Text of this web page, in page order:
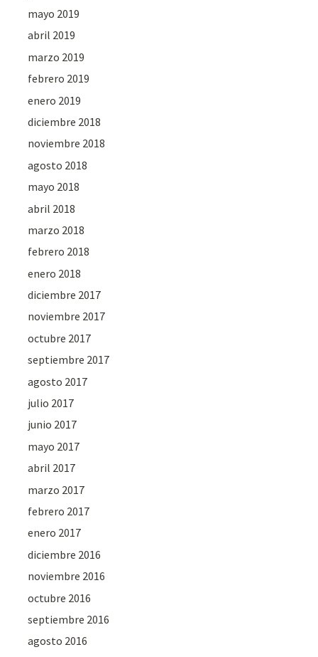
mayo 2019
abril 2019
marzo 2019
febrero 2019
enero 2019
diciembre 2018
noviembre 2018
agosto 2018
mayo 2018
abril 2018
marzo 2018
febrero 2018
enero 2018
diciembre 2017
noviembre 2017
octubre 2017
septiembre 2017
agosto 2017
julio 2017
junio 2017
mayo 2017
abril 2017
marzo 2017
febrero 2017
enero 2017
diciembre 2016
noviembre 2016
octubre 2016
septiembre 2016
agosto 2016